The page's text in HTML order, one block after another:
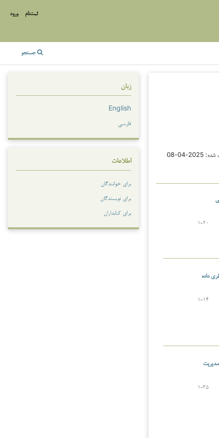
جستجو
ثبت‌نام ورود
شده: 2025-04-08
1-20
داده
1-14
1-35
زبان
English
فارسی
اطلاعات
برای خوانندگان
برای نویسندگان
برای کتابداران